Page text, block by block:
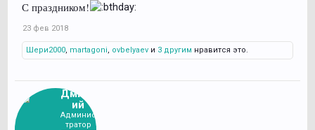
С праздником!
23 фев 2018
Шери2000, martagoni, ovbelyaev и 3 другим нравится это.
Дмитр
ий
Админис
тратор